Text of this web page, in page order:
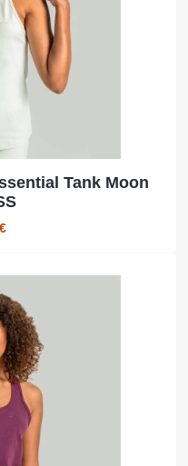
Tank Moon